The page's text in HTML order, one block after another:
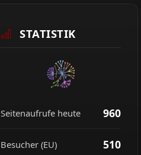
STATISTIK
Seitenaufrufe heute 960
Besucher (EU) 510